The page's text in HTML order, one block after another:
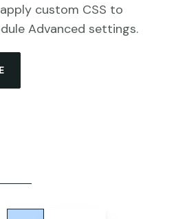
custom CSS to
Advanced settings.